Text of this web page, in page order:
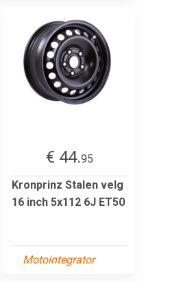
€ 44.95
Kronprinz Stalen velg
16 inch 5x112 6J ET50
Motointegrator